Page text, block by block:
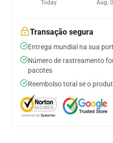
Today
Aug.
Transação segura
Entrega mundial na sua
Número de rastreamento
pacotes
Reembolso total se o